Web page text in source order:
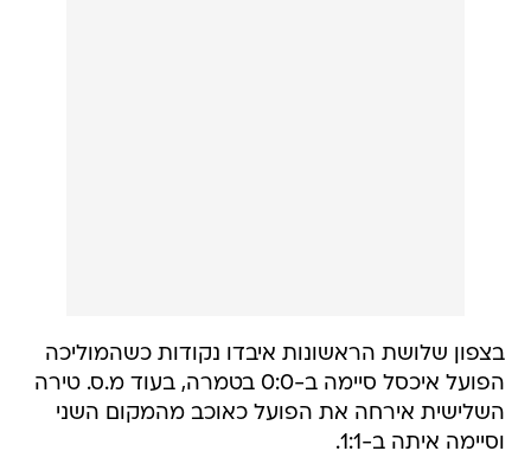
בצפון שלושת הראשונות איבדו נקודות כשהמוליכה
הפועל איכסל סיימה ב-0:0 בטמרה, בעוד מ.ס. טירה
השלישית אירחה את הפועל כאוכב מהמקום השני
וסיימה איתה ב-1:1.